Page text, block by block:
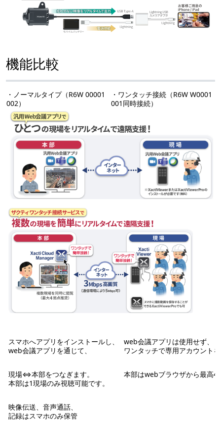
機能比較
・ノーマルタイプ（R6W 00001
002）
・ワンタッチ接続（R6W W0001
001同時接続）
スマホへアプリをインストールし、
web会議アプリを通じて、
現場⇔本部をつなぎます。
本部は1現場のみ視聴可能です。
映像伝送、音声通話、
記録はスマホのみ保管
web会議アプリは使用せず、
ワンタッチで専用アカウント
本部はwebブラウザから最高4